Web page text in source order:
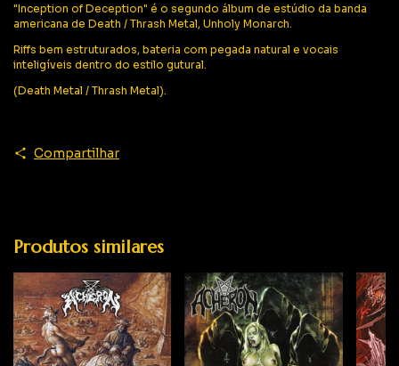
"Inception of Deception" é o segundo álbum de estúdio da banda
americana de Death / Thrash Metal, Unholy Monarch.
Riffs bem estruturados, bateria com pegada natural e vocais
inteligíveis dentro do estilo gutural.
(Death Metal / Thrash Metal).
Compartilhar
Produtos similares